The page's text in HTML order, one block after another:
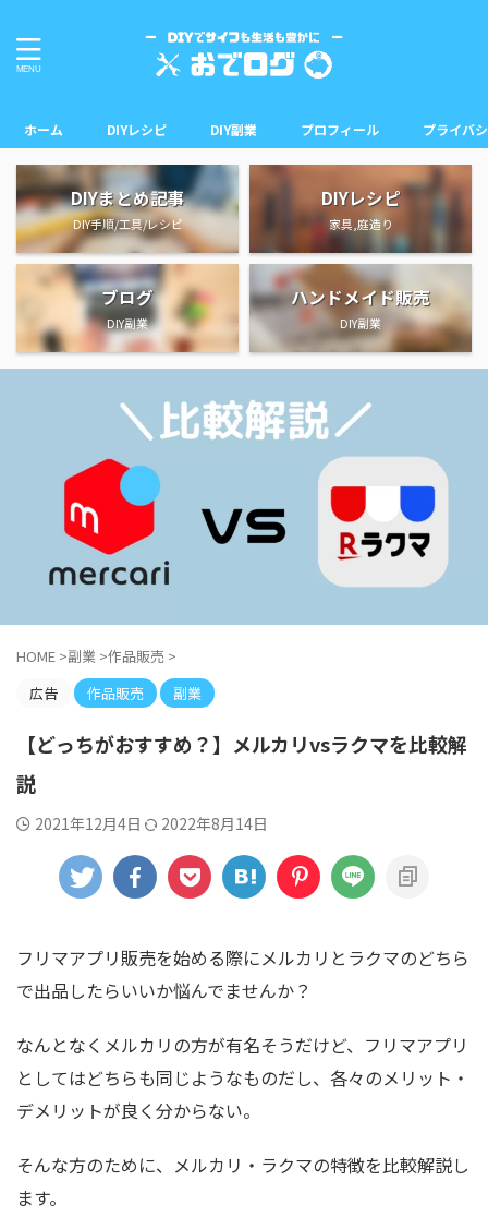
ホーム DIYレシピ DIY副業 プロフィール プライバ
DIYまとめ記事
DIY手順/工具/レシピ
DIYレシピ
家具,庭造り
ブログ
DIY副業
ハンドメイド販売
DIY副業
HOME >副業 >作品販売 >
広告
作品販売 副業
【どっちがおすすめ？】メルカリvsラクマを比較解
説
2021年12月4日 2022年8月14日
フリマアプリ販売を始める際にメルカリとラクマのどちら
で出品したらいいか悩んでませんか？
なんとなくメルカリの方が有名そうだけど、フリマアプリ
としてはどちらも同じようなものだし、各々のメリット・
デメリットが良く分からない。
そんな方のために、メルカリ・ラクマの特徴を比較解説し
ます。